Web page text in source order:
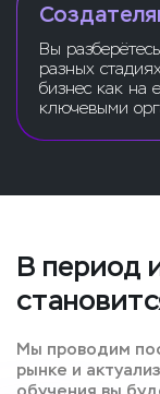
Вы
разных
бизнес как на
ключевыми
В период
Мы проводим
рынке и